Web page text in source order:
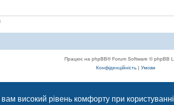
високий рівень комфорту при
Працює на phpBB® Forum Software © phpBB
Конфіденційність | Умови
що сприяє комунікації через глобальну мережу Інтернет.
з 2004 року до сьогодні. © Всі права захищені.